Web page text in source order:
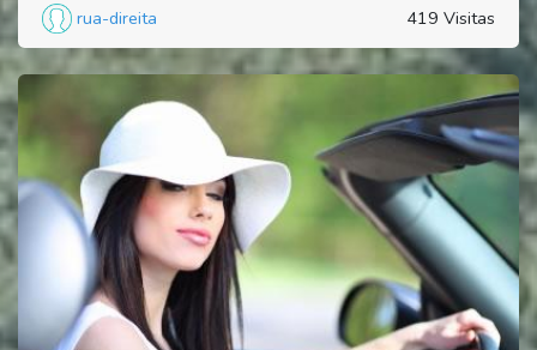
rua-direita 419 Visitas